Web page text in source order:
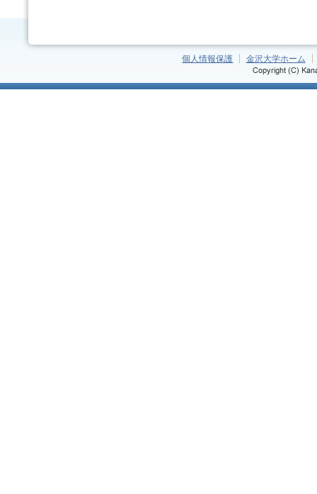
個人情報保護 金沢大学ホーム